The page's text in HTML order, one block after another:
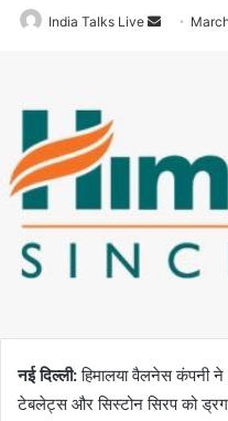
India Talks Live
Send
नई दिल्ली:हिमालया वैलनेस कंपनी ने
टेबलेट्स और सिस्टोन सिरप को ड्रग